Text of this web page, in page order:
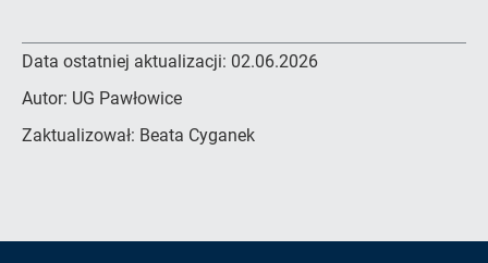
Data ostatniej aktualizacji: 02.06.2026
Autor: UG Pawłowice
Zaktualizował: Beata Cyganek